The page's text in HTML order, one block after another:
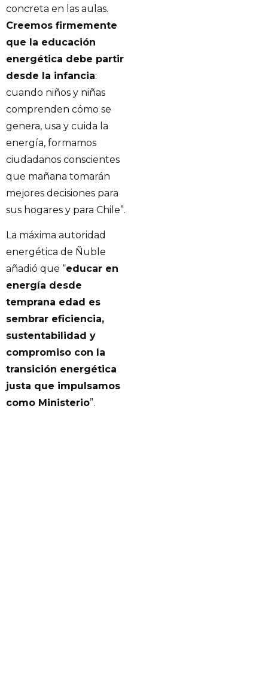
concreta en las aulas.
Creemos firmemente
que la educación
energética debe partir
desde la infancia:
cuando niños y niñas
comprenden cómo se
genera, usa y cuida la
energía, formamos
ciudadanos conscientes
que mañana tomarán
mejores decisiones para
sus hogares y para Chile”.
La máxima autoridad
energética de Ñuble
añadió que “educar en
energía desde
temprana edad es
sembrar eficiencia,
sustentabilidad y
compromiso con la
transición energética
justa que impulsamos
como Ministerio”.